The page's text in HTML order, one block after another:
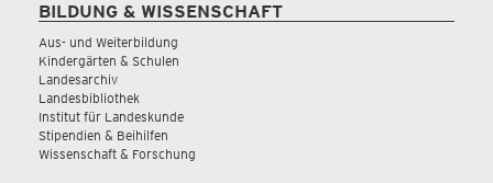
BILDUNG & WISSENSCHAFT
Aus- und Weiterbildung
Kindergärten & Schulen
Landesarchiv
Landesbibliothek
Institut für Landeskunde
Stipendien & Beihilfen
Wissenschaft & Forschung